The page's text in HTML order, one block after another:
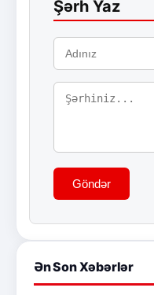
Şərh Yaz
Göndər
Ən Son Xəbərlər